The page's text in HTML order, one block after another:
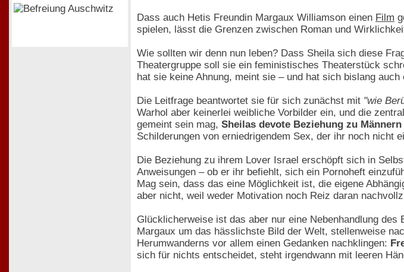
Dass auch Hetis Freundin Margaux Williamson einen Film
spielen, lässt die Grenzen zwischen Roman und
Wie sollten wir denn nun leben? Dass Sheila sich diese
Theatergruppe soll sie ein feministisches Theaterstück
hat sie keine Ahnung, meint sie – und hat sich bislang
Die Leitfrage beantwortet sie für sich zunächst mit "wie
Warhol aber keinerlei weibliche Vorbilder ein, und die
gemeint sein mag, Sheilas devote Beziehung zu
Schilderungen von erniedrigendem Sex, der ihr noch nicht
Die Beziehung zu ihrem Lover Israel erschöpft sich in
Anweisungen – ob er ihr befiehlt, sich ein Pornoheft
Mag sein, dass das eine Möglichkeit ist, die eigene
aber nicht, weil weder Motivation noch Reiz daran
Glücklicherweise ist das aber nur eine Nebenhandlung
Margaux um das hässlichste Bild der Welt, stellenweise
Herumwanderns vor allem einen Gedanken nachklingen:
sich für nichts entscheidet, steht irgendwann mit leeren